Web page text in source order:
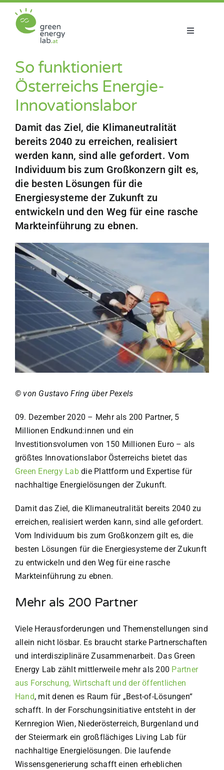
Inhalt
springen
Toggle
Projekte
Aktuelles
Netzwerk
So funktioniert
Österreichs Energie-
Innovationslabor
Damit das Ziel, die Klimaneutralität
bereits 2040 zu erreichen, realisiert
werden kann, sind alle gefordert. Vom
Individuum bis zum Großkonzern gilt es,
die besten Lösungen für die
Energiesysteme der Zukunft zu
entwickeln und den Weg für eine rasche
Markteinführung zu ebnen.
© von Gustavo Fring über Pexels
09. Dezember 2020 – Mehr als 200 Partner, 5
Millionen Endkund:innen und ein
Investitionsvolumen von 150 Millionen Euro – als
größtes Innovationslabor Österreichs bietet das
Green Energy Labdie Plattform und Expertise für
nachhaltige Energielösungen der Zukunft.
Damit das Ziel, die Klimaneutralität bereits 2040 zu
erreichen, realisiert werden kann, sind alle gefordert.
Vom Individuum bis zum Großkonzern gilt es, die
besten Lösungen für die Energiesysteme der Zukunft
zu entwickeln und den Weg für eine rasche
Markteinführung zu ebnen.
Mehr als 200 Partner
Viele Herausforderungen und Themenstellungen sind
allein nicht lösbar. Es braucht starke Partnerschaften
und interdisziplinäre Zusammenarbeit. Das Green
Energy Lab zählt mittlerweile mehr als 200 Partner
aus Forschung, Wirtschaft und der öffentlichen
Hand, mit denen es Raum für „Best-of-Lösungen“
schafft. In der Forschungsinitiative entsteht in der
Kernregion Wien, Niederösterreich, Burgenland und
der Steiermark ein großflächiges Living Lab für
nachhaltige Energielösungen. Die laufende
Wissensgenerierung schafft einen erheblichen